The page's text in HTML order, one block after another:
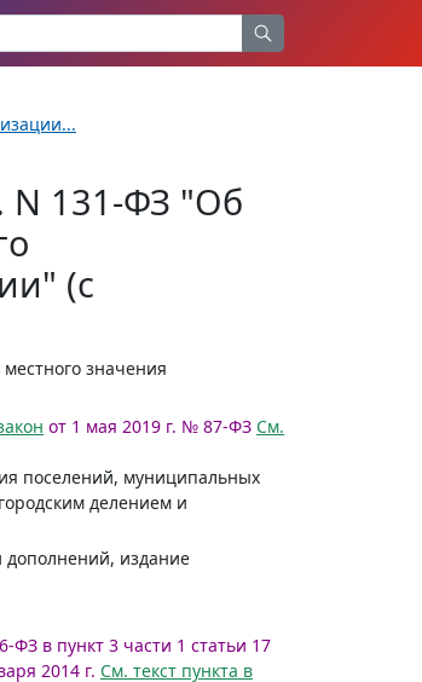
N 131-ФЗ "Об
(с
значения
от 1 мая 2019 г. № 87-ФЗ См.
поселений, муниципальных
делением и
дополнений, издание
ФЗ в пункт 3 части 1 статьи 17
2014 г. См. текст пункта в